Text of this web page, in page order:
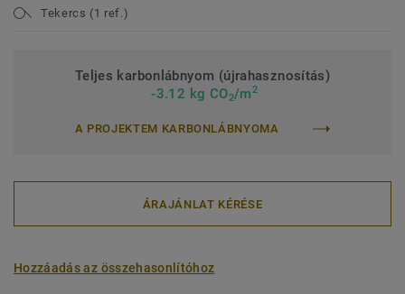
Tekercs (1 ref.)
Teljes karbonlábnyom (újrahasznosítás)
-3.12 kg CO2/m2
A PROJEKTEM KARBONLÁBNYOMA
ÁRAJÁNLAT KÉRÉSE
Hozzáadás az összehasonlítóhoz